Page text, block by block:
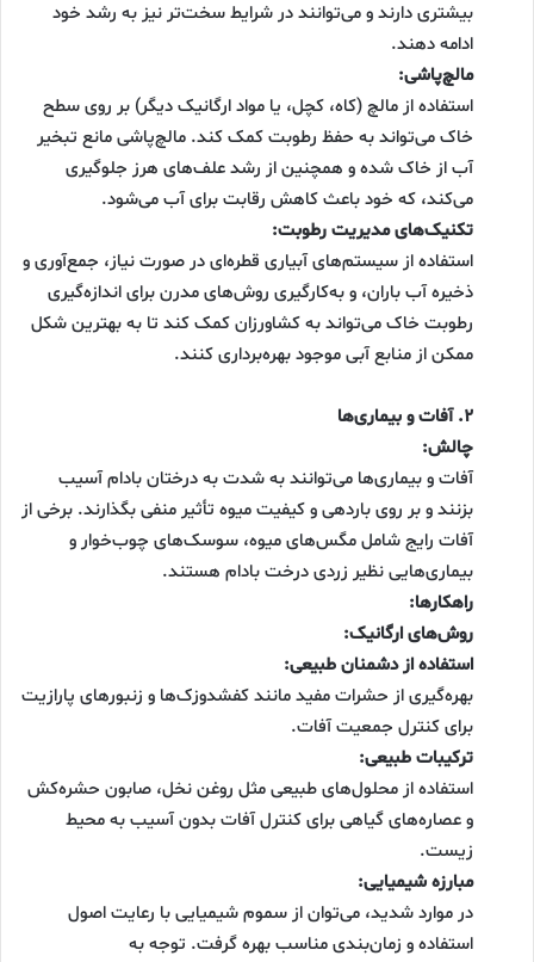
بیشتری دارند و می‌توانند در شرایط سخت‌تر نیز به رشد خود
ادامه دهند.
مالچ‌پاشی:
استفاده از مالچ (کاه، کچل، یا مواد ارگانیک دیگر) بر روی سطح
خاک می‌تواند به حفظ رطوبت کمک کند. مالچ‌پاشی مانع تبخیر
آب از خاک شده و همچنین از رشد علف‌های هرز جلوگیری
می‌کند، که خود باعث کاهش رقابت برای آب می‌شود.
تکنیک‌های مدیریت رطوبت:
استفاده از سیستم‌های آبیاری قطره‌ای در صورت نیاز، جمع‌آوری و
ذخیره آب باران، و به‌کارگیری روش‌های مدرن برای اندازه‌گیری
رطوبت خاک می‌تواند به کشاورزان کمک کند تا به بهترین شکل
ممکن از منابع آبی موجود بهره‌برداری کنند.
۲. آفات و بیماری‌ها
چالش:
آفات و بیماری‌ها می‌توانند به شدت به درختان بادام آسیب
بزنند و بر روی باردهی و کیفیت میوه تأثیر منفی بگذارند. برخی از
آفات رایج شامل مگس‌های میوه، سوسک‌های چوب‌خوار و
بیماری‌هایی نظیر زردی درخت بادام هستند.
راهکارها:
روش‌های ارگانیک:
استفاده از دشمنان طبیعی:
بهره‌گیری از حشرات مفید مانند کفشدوزک‌ها و زنبورهای پارازیت
برای کنترل جمعیت آفات.
ترکیبات طبیعی:
استفاده از محلول‌های طبیعی مثل روغن نخل، صابون حشره‌کش
و عصاره‌های گیاهی برای کنترل آفات بدون آسیب به محیط
زیست.
مبارزه شیمیایی:
در موارد شدید، می‌توان از سموم شیمیایی با رعایت اصول
استفاده و زمان‌بندی مناسب بهره گرفت. توجه به